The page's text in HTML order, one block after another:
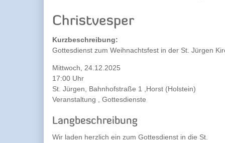
Christvesper
Kurzbeschreibung:
Gottesdienst zum Weihnachtsfest in der St. Jürgen
Mittwoch, 24.12.2025
17:00 Uhr
St. Jürgen, Bahnhofstraße 1 ,Horst (Holstein)
Veranstaltung , Gottesdienste
Langbeschreibung
Wir laden herzlich ein zum Gottesdienst in die St.